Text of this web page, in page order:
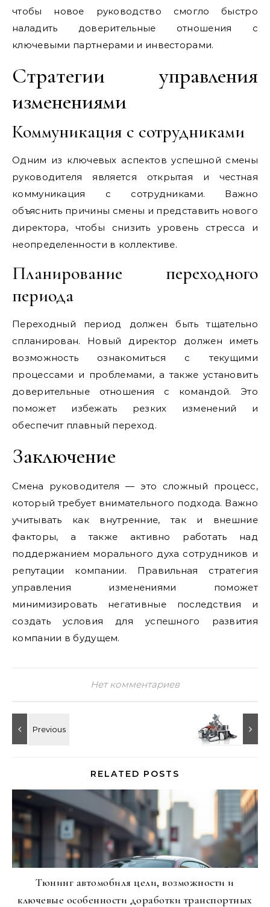
чтобы новое руководство смогло быстро
наладить доверительные отношения с
ключевыми партнерами и инвесторами.
Стратегии управления
изменениями
Коммуникация с сотрудниками
Одним из ключевых аспектов успешной смены
руководителя является открытая и честная
коммуникация с сотрудниками. Важно
объяснить причины смены и представить нового
директора, чтобы снизить уровень стресса и
неопределенности в коллективе.
Планирование переходного
периода
Переходный период должен быть тщательно
спланирован. Новый директор должен иметь
возможность ознакомиться с текущими
процессами и проблемами, а также установить
доверительные отношения с командой. Это
поможет избежать резких изменений и
обеспечит плавный переход.
Заключение
Смена руководителя — это сложный процесс,
который требует внимательного подхода. Важно
учитывать как внутренние, так и внешние
факторы, а также активно работать над
поддержанием морального духа сотрудников и
репутации компании. Правильная стратегия
управления изменениями поможет
минимизировать негативные последствия и
создать условия для успешного развития
компании в будущем.
Нет комментариев
RELATED POSTS
Тюнинг автомобиля цели, возможности и
ключевые особенности доработки транспортных